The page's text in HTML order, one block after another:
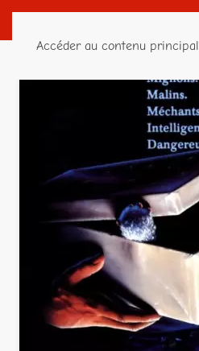
Accéder au contenu principal